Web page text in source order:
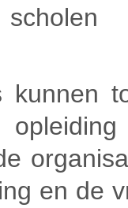
scholen
kunnen
en de